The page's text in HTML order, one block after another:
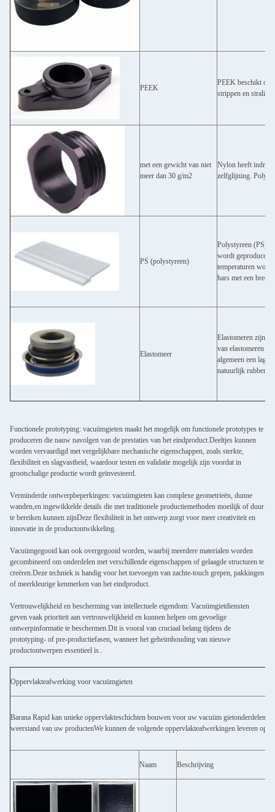
PEEK
PEEK beschikt
strippen en straling.
met een gewicht van niet
meer dan 30 g/m2
Nylon heeft
zelfglijning.
PS (polystyreen)
Polystyreen (PS) is
wordt
temperaturen
hars met een breed
Elastomeer
Elastomeren zijn
van elastomeren
algemeen een lage
natuurlijk rubber,
Functionele prototyping: vacuümgieten maakt het mogelijk om functionele prototypes te
produceren die nauw navolgen van de prestaties van het eindproduct.Deeltjes kunnen
worden vervaardigd met vergelijkbare mechanische eigenschappen, zoals sterkte,
flexibiliteit en slagvastheid, waardoor testen en validatie mogelijk zijn voordat in
grootschalige productie wordt geïnvesteerd.
Verminderde ontwerpbeperkingen: vacuümgieten kan complexe geometrieën, dunne
wanden,en ingewikkelde details die met traditionele productiemethoden moeilijk of duur
te bereiken kunnen zijnDeze flexibiliteit in het ontwerp zorgt voor meer creativiteit en
innovatie in de productontwikkeling.
Vacuümgegooid kan ook overgegooid worden, waarbij meerdere materialen worden
gecombineerd om onderdelen met verschillende eigenschappen of gelaagde structuren te
creëren.Deze techniek is handig voor het toevoegen van zachte-touch grepen, pakkingen
of meerkleurige kenmerken van het eindproduct.
Vertrouwelijkheid en bescherming van intellectuele eigendom: Vacuümgietdiensten
geven vaak prioriteit aan vertrouwelijkheid en kunnen helpen om gevoelige
ontwerpinformatie te beschermen.Dit is vooral van cruciaal belang tijdens de
prototyping- of pre-productiefasen, wanneer het geheimhouding van nieuwe
productontwerpen essentieel is..
Oppervlakteafwerking voor vacuümgieten
Barana Rapid kan unieke oppervlakteschichten bouwen voor uw vacuüm gietonderdelen
weerstand van uw productenWe kunnen de volgende oppervlakteafwerkingen leveren op
Naam Beschrijving